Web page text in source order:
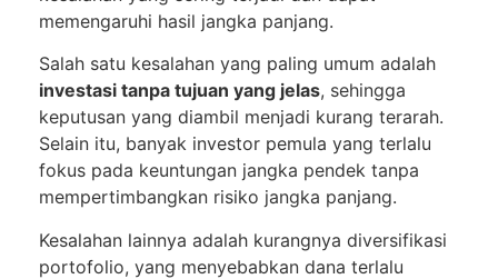
memengaruhi hasil jangka panjang.
Salah satu kesalahan yang paling umum adalah
investasi tanpa tujuan yang jelas, sehingga
keputusan yang diambil menjadi kurang terarah.
Selain itu, banyak investor pemula yang terlalu
fokus pada keuntungan jangka pendek tanpa
mempertimbangkan risiko jangka panjang.
Kesalahan lainnya adalah kurangnya diversifikasi
portofolio, yang menyebabkan dana terlalu